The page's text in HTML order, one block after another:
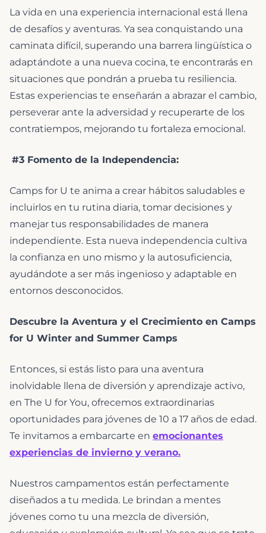
La vida en una experiencia internacional está llena
de desafíos y aventuras. Ya sea conquistando una
caminata difícil, superando una barrera lingüística o
adaptándote a una nueva cocina, te encontrarás en
situaciones que pondrán a prueba tu resiliencia.
Estas experiencias te enseñarán a abrazar el cambio,
perseverar ante la adversidad y recuperarte de los
contratiempos, mejorando tu fortaleza emocional.
#3 Fomento de la Independencia:
Camps for U te anima a crear hábitos saludables e
incluirlos en tu rutina diaria, tomar decisiones y
manejar tus responsabilidades de manera
independiente. Esta nueva independencia cultiva
la confianza en uno mismo y la autosuficiencia,
ayudándote a ser más ingenioso y adaptable en
entornos desconocidos.
Descubre la Aventura y el Crecimiento en Camps
for U Winter and Summer Camps
Entonces, si estás listo para una aventura
inolvidable llena de diversión y aprendizaje activo,
en The U for You, ofrecemos extraordinarias
oportunidades para jóvenes de 10 a 17 años de edad.
Te invitamos a embarcarte en emocionantes
experiencias de invierno y verano.
Nuestros campamentos están perfectamente
diseñados a tu medida. Le brindan a mentes
jóvenes como tu una mezcla de diversión,